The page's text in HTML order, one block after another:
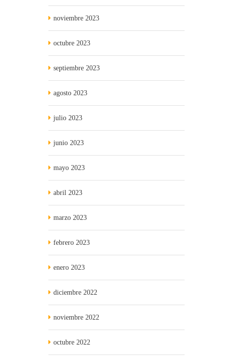
noviembre 2023
octubre 2023
septiembre 2023
agosto 2023
julio 2023
junio 2023
mayo 2023
abril 2023
marzo 2023
febrero 2023
enero 2023
diciembre 2022
noviembre 2022
octubre 2022